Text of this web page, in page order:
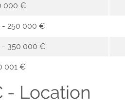
000 €
- 250 000 €
- 350 000 €
001 €
- Location